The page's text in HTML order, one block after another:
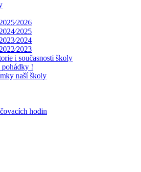
i současnosti školy
pohádky !
naší školy
hodin